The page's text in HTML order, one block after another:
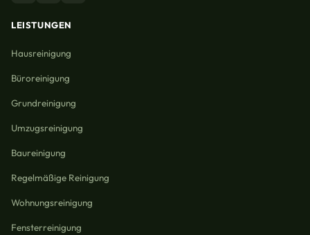
LEISTUNGEN
Hausreinigung
Büroreinigung
Grundreinigung
Umzugsreinigung
Baureinigung
Regelmäßige Reinigung
Wohnungsreinigung
Fensterreinigung